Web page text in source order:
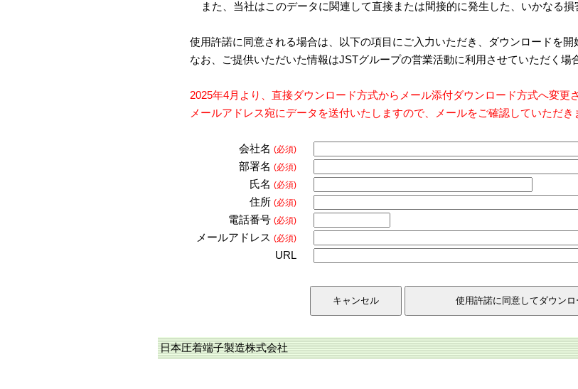
また、当社はこのデータに関連して直接または間接的に発生した、いかなる損
使用許諾に同意される場合は、以下の項目にご入力いただき、ダウンロードを開
なお、ご提供いただいた情報はJSTグループの営業活動に利用させていただく場
2025年4月より、直接ダウンロード方式からメール添付ダウンロード方式へ変更
メールアドレス宛にデータを送付いたしますので、メールをご確認していただき
会社名 (必須)
部署名 (必須)
氏名 (必須)
住所 (必須)
電話番号 (必須)
メールアドレス (必須)
URL
日本圧着端子製造株式会社